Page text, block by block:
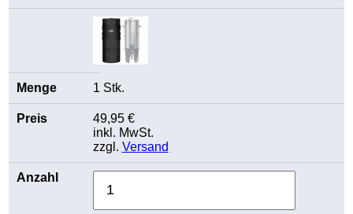
1 Stk.
49,95 €
inkl. MwSt.
zzgl. Versand